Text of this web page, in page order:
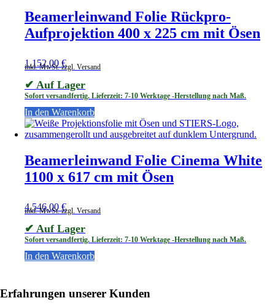
Beamerleinwand Folie Rückpro-
Aufprojektion 400 x 225 cm mit Ösen
1.152,00 €
inkl. MwSt. zzgl. Versand
✔ Auf Lager
Sofort versandfertig. Lieferzeit: 7-10 Werktage -Herstellung nach Maß.
In den Warenkorb
Beamerleinwand Folie Cinema White
1100 x 617 cm mit Ösen
4.546,00 €
inkl. MwSt. zzgl. Versand
✔ Auf Lager
Sofort versandfertig. Lieferzeit: 7-10 Werktage -Herstellung nach Maß.
In den Warenkorb
Erfahrungen unserer Kunden